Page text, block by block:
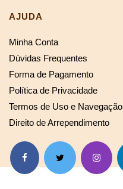
AJUDA
Minha Conta
Dúvidas Frequentes
Forma de Pagamento
Política de Privacidade
Termos de Uso e Navegação
Direito de Arrependimento